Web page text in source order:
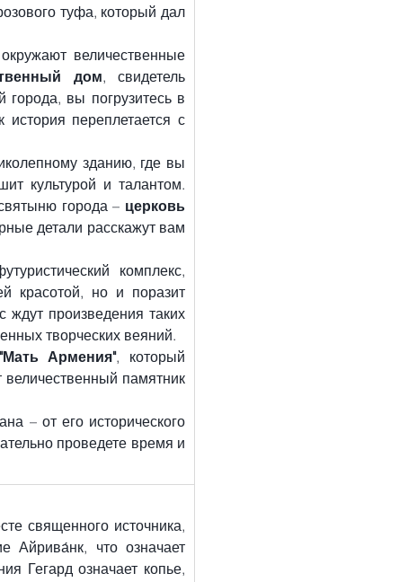
туфа, который дал
величественные
дом, свидетель
вы погрузитесь в
переплетается с
зданию, где вы
культурой и талантом.
города – церковь
детали расскажут вам
комплекс,
красотой, но и поразит
произведения таких
творческих веяний.
Армения", который
памятник
– от его исторического
проведете время и
священного источника,
Айрива́нк, что означает
Гегард означает копье,